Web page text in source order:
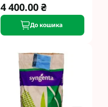
4 400.00 ₴
До кошика